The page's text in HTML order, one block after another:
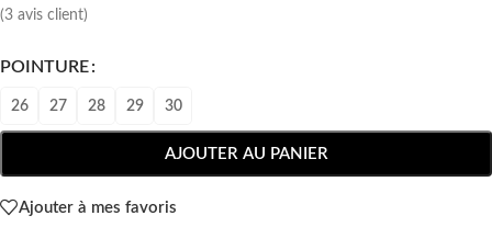
(3 avis client)
POINTURE
26 27 28 29 30
AJOUTER AU PANIER
Ajouter à mes favoris